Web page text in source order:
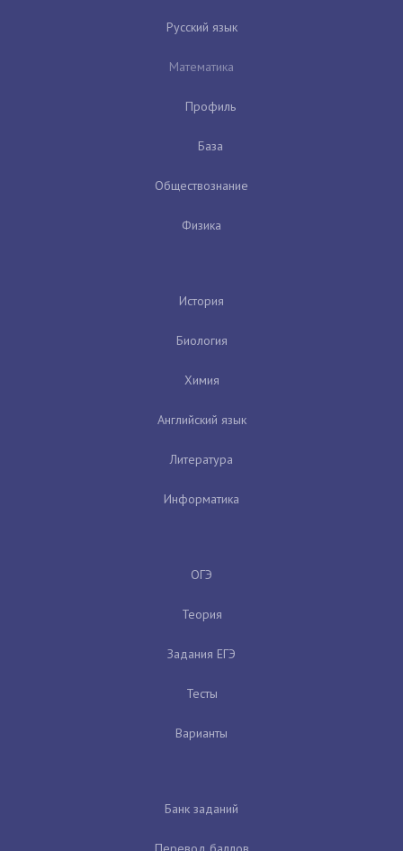
Русский язык
Математика
Профиль
База
Обществознание
Физика
История
Биология
Химия
Английский язык
Литература
Информатика
ОГЭ
Теория
Задания ЕГЭ
Тесты
Варианты
Банк заданий